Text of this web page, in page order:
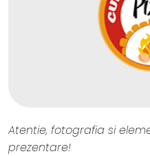
Atentie, fotografia si
prezentare!